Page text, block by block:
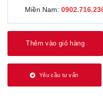
Miền Nam:
Thêm vào giỏ hàng
Yêu cầu tư vấn